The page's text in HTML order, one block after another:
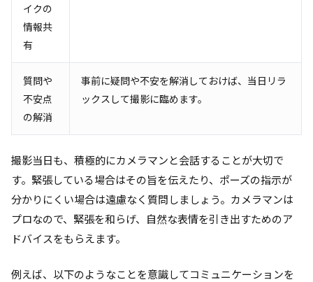
イクの
情報共
有
質問や
不安点
の解消
事前に疑問や不安を解消しておけば、当日リラ
ックスして撮影に臨めます。
撮影当日も、積極的にカメラマンと会話することが大切で
す。緊張している場合はその旨を伝えたり、ポーズの指示が
分かりにくい場合は遠慮なく質問しましょう。カメラマンは
プロなので、緊張を和らげ、自然な表情を引き出すためのア
ドバイスをもらえます。
例えば、以下のようなことを意識してコミュニケーションを